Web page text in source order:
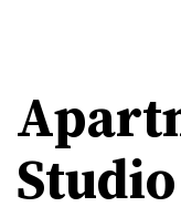
Studio